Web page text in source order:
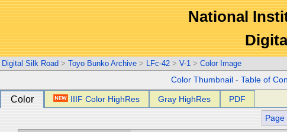
National
Digital Silk Road > Toyo Bunko Archive > LFc-42 > V-1 > Color Image
Color Thumbnail -Table of
Color IIIF Color HighRes Gray HighRes PDF
Page